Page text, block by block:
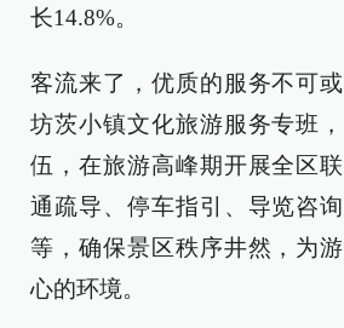
长14.8%。
客流来了，优质的服务不可
坊茨小镇文化旅游服务专班
伍，在旅游高峰期开展全区
通疏导、停车指引、导览咨
等，确保景区秩序井然，为
心的环境。